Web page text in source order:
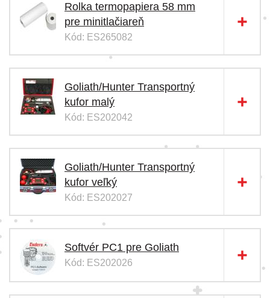
Rolka termopapiera 58 mm
pre minitlačiareň
Kód: ES265082
Goliath/Hunter Transportný
kufor malý
Kód: ES202042
Goliath/Hunter Transportný
kufor veľký
Kód: ES202027
Softvér PC1 pre Goliath
Kód: ES202026